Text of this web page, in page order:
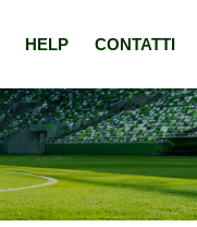
HELP CONTATTI